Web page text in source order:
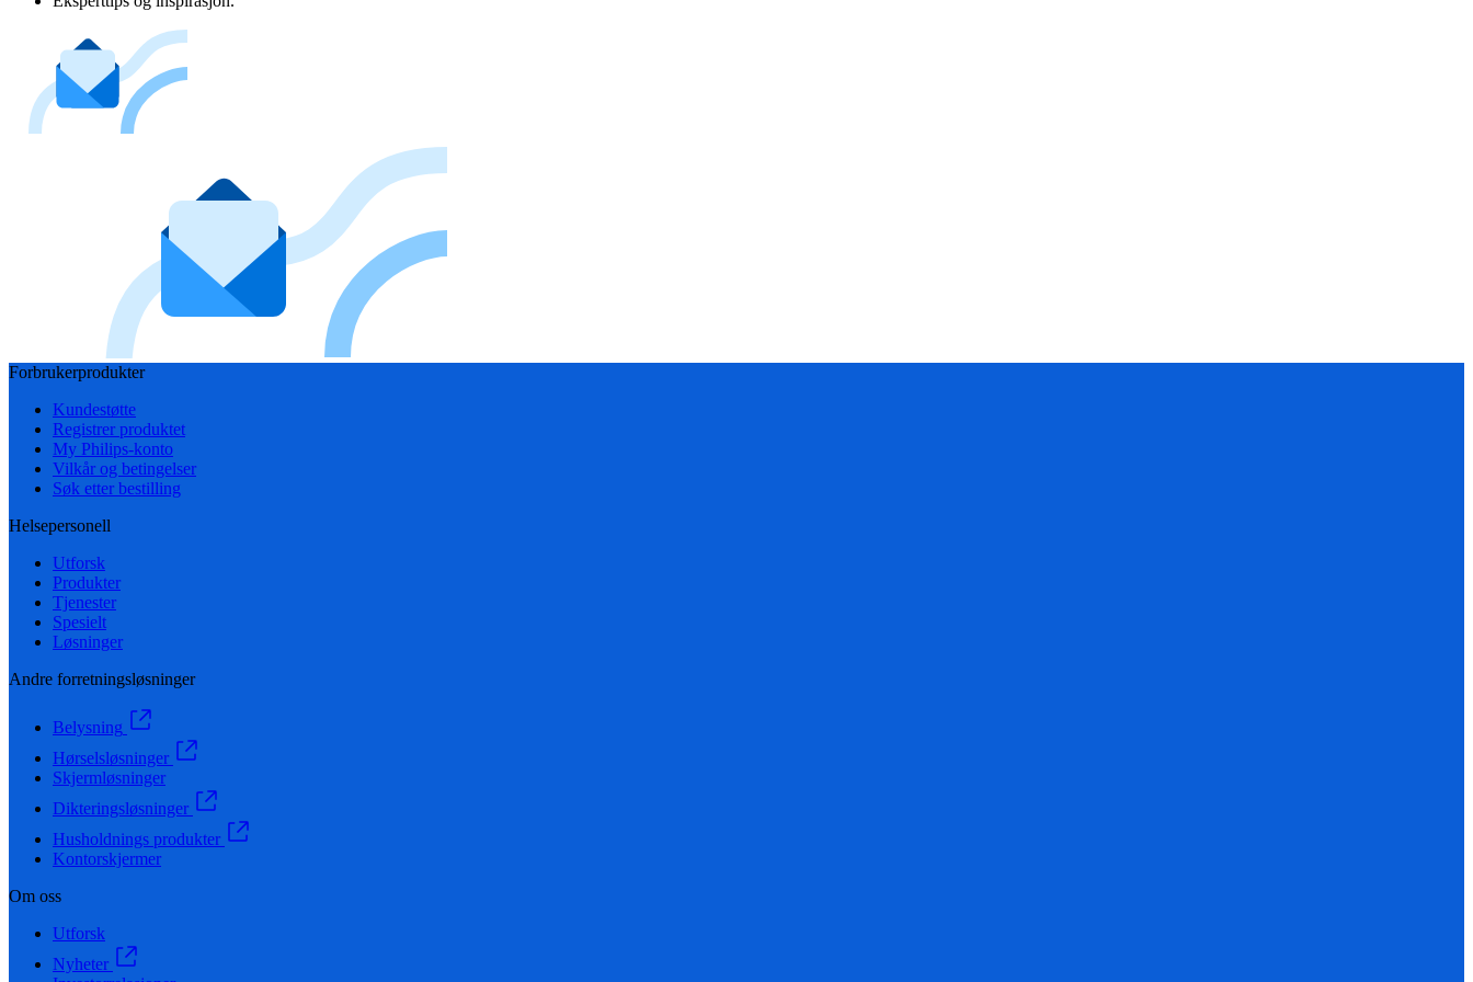
Forbrukerprodukter
Kundestøtte
Registrer produktet
My Philips-konto
Vilkår og betingelser
Søk etter bestilling
Helsepersonell
Utforsk
Produkter
Tjenester
Spesielt
Løsninger
Andre forretningsløsninger
Belysning
Hørselsløsninger
Skjermløsninger
Dikteringsløsninger
Husholdnings produkter
Kontorskjermer
Om oss
Utforsk
Nyheter